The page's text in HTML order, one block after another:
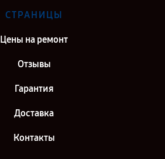
СТРАНИЦЫ
Цены на ремонт
Отзывы
Гарантия
Доставка
Контакты